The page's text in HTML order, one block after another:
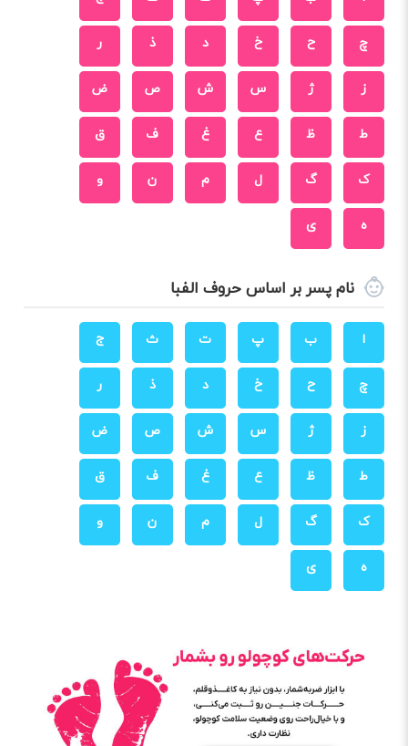
چ ح خ د ذ ر
ز ژ س ش ص ض
ط ظ ع غ ف ق
ک گ ل م ن و
ه ی
نام پسر بر اساس حروف الفبا
ا ب پ ت ث ج
چ ح خ د ذ ر
ز ژ س ش ص ض
ط ظ ع غ ف ق
ک گ ل م ن و
ه ی